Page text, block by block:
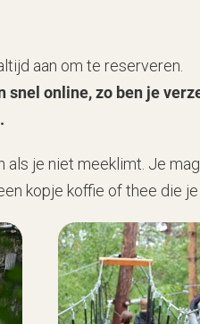
aan om te reserveren.
online, zo ben je
je niet meeklimt. Je
kopje koffie of thee die je